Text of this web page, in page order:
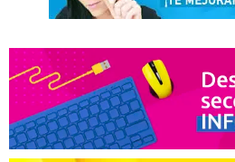
Todo correcto
Recomendaría su compra:
Gala 04. 12. 2020